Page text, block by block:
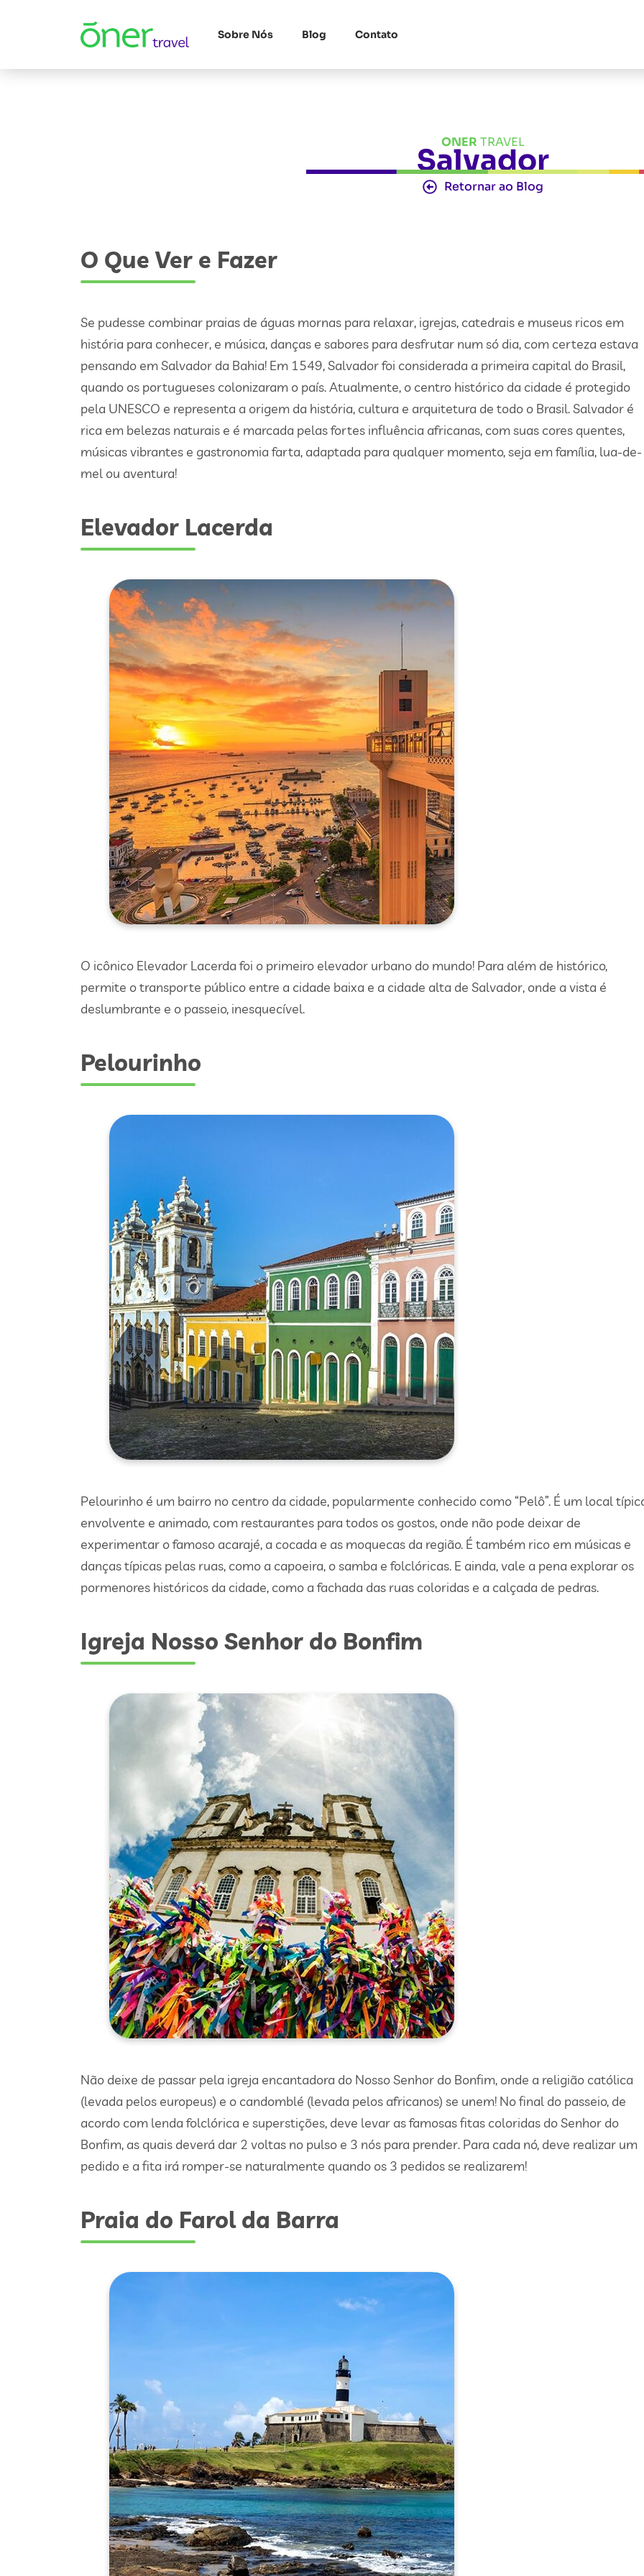
Sobre Nós Blog Contato
ONER TRAVEL
Salvador
Retornar ao Blog
O Que Ver e Fazer
Se pudesse combinar praias de águas mornas para relaxar, igrejas, catedrais e museus ricos em
história para conhecer, e música, danças e sabores para desfrutar num só dia, com certeza estava
pensando em Salvador da Bahia! Em 1549, Salvador foi considerada a primeira capital do Brasil,
quando os portugueses colonizaram o país. Atualmente, o centro histórico da cidade é protegido
pela UNESCO e representa a origem da história, cultura e arquitetura de todo o Brasil. Salvador é
rica em belezas naturais e é marcada pelas fortes influência africanas, com suas cores quentes,
músicas vibrantes e gastronomia farta, adaptada para qualquer momento, seja em família, lua-de-
mel ou aventura!
Elevador Lacerda
O icônico Elevador Lacerda foi o primeiro elevador urbano do mundo! Para além de histórico,
permite o transporte público entre a cidade baixa e a cidade alta de Salvador, onde a vista é
deslumbrante e o passeio, inesquecível.
Pelourinho
Pelourinho é um bairro no centro da cidade, popularmente conhecido como “Pelô”. É um local
envolvente e animado, com restaurantes para todos os gostos, onde não pode deixar de
experimentar o famoso acarajé, a cocada e as moquecas da região. É também rico em músicas e
danças típicas pelas ruas, como a capoeira, o samba e folclóricas. E ainda, vale a pena explorar os
pormenores históricos da cidade, como a fachada das ruas coloridas e a calçada de pedras.
Igreja Nosso Senhor do Bonfim
Não deixe de passar pela igreja encantadora do Nosso Senhor do Bonfim, onde a religião católica
(levada pelos europeus) e o candomblé (levada pelos africanos) se unem! No final do passeio, de
acordo com lenda folclórica e superstições, deve levar as famosas fitas coloridas do Senhor do
Bonfim, as quais deverá dar 2 voltas no pulso e 3 nós para prender. Para cada nó, deve realizar um
pedido e a fita irá romper-se naturalmente quando os 3 pedidos se realizarem!
Praia do Farol da Barra